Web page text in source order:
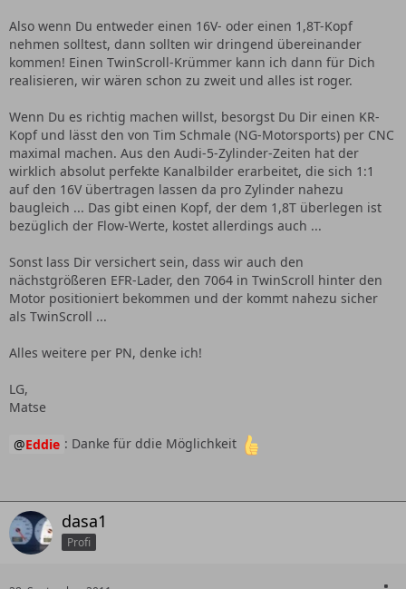
Also wenn Du entweder einen 16V- oder einen 1,8T-Kopf
nehmen solltest, dann sollten wir dringend übereinander
kommen! Einen TwinScroll-Krümmer kann ich dann für Dich
realisieren, wir wären schon zu zweit und alles ist roger.
Wenn Du es richtig machen willst, besorgst Du Dir einen KR-
Kopf und lässt den von Tim Schmale (NG-Motorsports) per CNC
maximal machen. Aus den Audi-5-Zylinder-Zeiten hat der
wirklich absolut perfekte Kanalbilder erarbeitet, die sich 1:1
auf den 16V übertragen lassen da pro Zylinder nahezu
baugleich ... Das gibt einen Kopf, der dem 1,8T überlegen ist
bezüglich der Flow-Werte, kostet allerdings auch ...
Sonst lass Dir versichert sein, dass wir auch den
nächstgrößeren EFR-Lader, den 7064 in TwinScroll hinter den
Motor positioniert bekommen und der kommt nahezu sicher
als TwinScroll ...
Alles weitere per PN, denke ich!
LG,
Matse
Eddie : Danke für ddie Möglichkeit
dasa1
Profi